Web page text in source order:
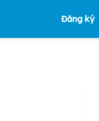
Đăng ký